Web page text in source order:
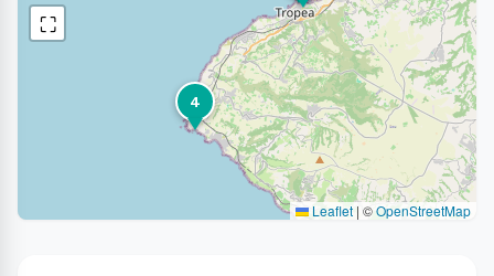
4
⛶
Leaflet | ©OpenStreetMap